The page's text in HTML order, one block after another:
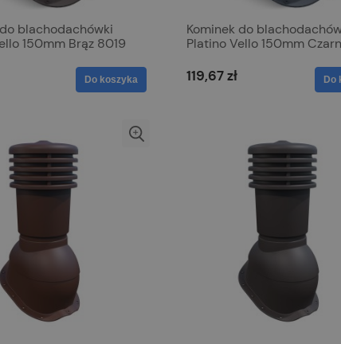
blachodachówki
150mm Brąz 8019
Do koszyka
Kominek do
Platino Vello 150mm
119,67 zł Do